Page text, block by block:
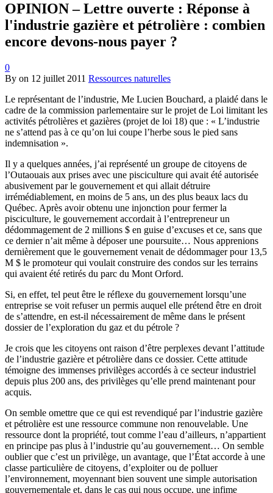
OPINION – Lettre ouverte : Réponse à
l'industrie gazière et pétrolière : combien
encore devons-nous payer ?
0
By on 12 juillet 2011 Ressources naturelles
Le représentant de l’industrie, Me Lucien Bouchard, a plaidé dans le
cadre de la commission parlementaire sur le projet de Loi limitant les
activités pétrolières et gazières (projet de loi 18) que : « L’industrie
ne s’attend pas à ce qu’on lui coupe l’herbe sous le pied sans
indemnisation ».
Il y a quelques années, j’ai représenté un groupe de citoyens de
l’Outaouais aux prises avec une pisciculture qui avait été autorisée
abusivement par le gouvernement et qui allait détruire
irrémédiablement, en moins de 5 ans, un des plus beaux lacs du
Québec. Après avoir obtenu une injonction pour fermer la
pisciculture, le gouvernement accordait à l’entrepreneur un
dédommagement de 2 millions $ en guise d’excuses et ce, sans que
ce dernier n’ait même à déposer une poursuite… Nous apprenions
dernièrement que le gouvernement venait de dédommager pour 13,5
M $ le promoteur qui voulait construire des condos sur les terrains
qui avaient été retirés du parc du Mont Orford.
Si, en effet, tel peut être le réflexe du gouvernement lorsqu’une
entreprise se voit refuser un permis auquel elle prétend être en droit
de s’attendre, en est-il nécessairement de même dans le présent
dossier de l’exploration du gaz et du pétrole ?
Je crois que les citoyens ont raison d’être perplexes devant l’attitude
de l’industrie gazière et pétrolière dans ce dossier. Cette attitude
témoigne des immenses privilèges accordés à ce secteur industriel
depuis plus 200 ans, des privilèges qu’elle prend maintenant pour
acquis.
On semble omettre que ce qui est revendiqué par l’industrie gazière
et pétrolière est une ressource commune non renouvelable. Une
ressource dont la propriété, tout comme l’eau d’ailleurs, n’appartient
en principe pas plus à l’industrie qu’au gouvernement… On semble
oublier que c’est un privilège, un avantage, que l’État accorde à une
classe particulière de citoyens, d’exploiter ou de polluer
l’environnement, moyennant bien souvent une simple autorisation
gouvernementale et, dans le cas qui nous occupe, une infime